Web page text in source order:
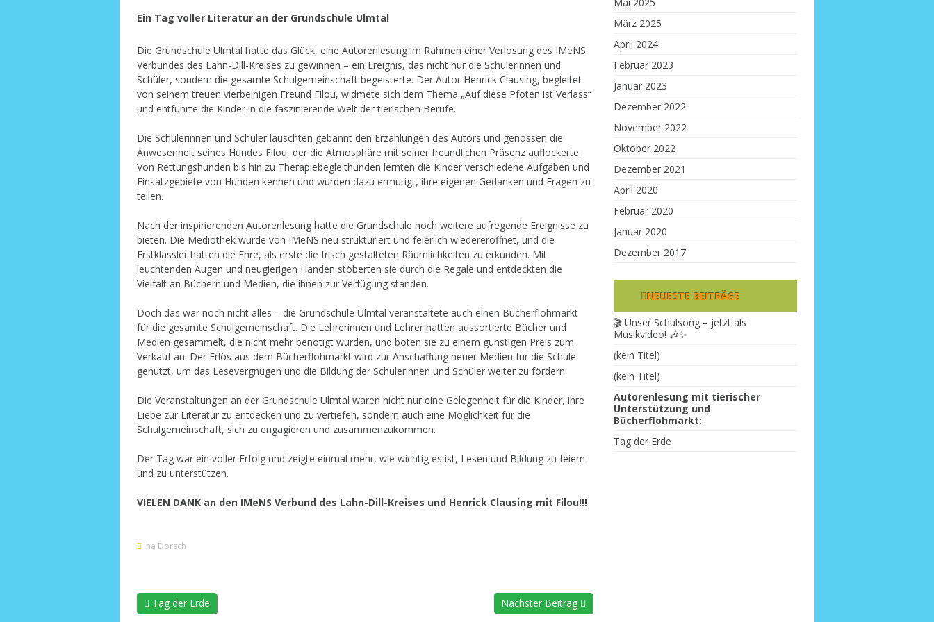
Ein Tag voller Literatur an der Grundschule Ulmtal
Die Grundschule Ulmtal hatte das Glück, eine Autorenlesung im Rahmen einer Verlosung des IMeNS
Verbundes des Lahn-Dill-Kreises zu gewinnen – ein Ereignis, das nicht nur die Schülerinnen und
Schüler, sondern die gesamte Schulgemeinschaft begeisterte. Der Autor Henrick Clausing, begleitet
von seinem treuen vierbeinigen Freund Filou, widmete sich dem Thema „Auf diese Pfoten ist Verlass“
und entführte die Kinder in die faszinierende Welt der tierischen Berufe.
Die Schülerinnen und Schüler lauschten gebannt den Erzählungen des Autors und genossen die
Anwesenheit seines Hundes Filou, der die Atmosphäre mit seiner freundlichen Präsenz auflockerte.
Von Rettungshunden bis hin zu Therapiebegleithunden lernten die Kinder verschiedene Aufgaben und
Einsatzgebiete von Hunden kennen und wurden dazu ermutigt, ihre eigenen Gedanken und Fragen zu
teilen.
Nach der inspirierenden Autorenlesung hatte die Grundschule noch weitere aufregende Ereignisse zu
bieten. Die Mediothek wurde von IMeNS neu strukturiert und feierlich wiedereröffnet, und die
Erstklässler hatten die Ehre, als erste die frisch gestalteten Räumlichkeiten zu erkunden. Mit
leuchtenden Augen und neugierigen Händen stöberten sie durch die Regale und entdeckten die
Vielfalt an Büchern und Medien, die ihnen zur Verfügung standen.
Doch das war noch nicht alles – die Grundschule Ulmtal veranstaltete auch einen Bücherflohmarkt
für die gesamte Schulgemeinschaft. Die Lehrerinnen und Lehrer hatten aussortierte Bücher und
Medien gesammelt, die nicht mehr benötigt wurden, und boten sie zu einem günstigen Preis zum
Verkauf an. Der Erlös aus dem Bücherflohmarkt wird zur Anschaffung neuer Medien für die Schule
genutzt, um das Lesevergnügen und die Bildung der Schülerinnen und Schüler weiter zu fördern.
Die Veranstaltungen an der Grundschule Ulmtal waren nicht nur eine Gelegenheit für die Kinder, ihre
Liebe zur Literatur zu entdecken und zu vertiefen, sondern auch eine Möglichkeit für die
Schulgemeinschaft, sich zu engagieren und zusammenzukommen.
Der Tag war ein voller Erfolg und zeigte einmal mehr, wie wichtig es ist, Lesen und Bildung zu feiern
und zu unterstützen.
VIELEN DANK an den IMeNS Verbund des Lahn-Dill-Kreises und Henrick Clausing mit Filou!!!
Ina Dorsch
Tag der Erde Nächster Beitrag
März 2025
April 2024
Februar 2023
Januar 2023
Dezember 2022
November 2022
Oktober 2022
Dezember 2021
April 2020
Februar 2020
Januar 2020
Dezember 2017
NEUESTE BEITRÄGE
🎬 Unser Schulsong – jetzt als
Musikvideo! 🎶✨
(kein Titel)
(kein Titel)
Autorenlesung mit tierischer
Unterstützung und
Bücherflohmarkt:
Tag der Erde